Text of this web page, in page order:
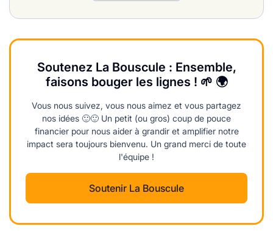
Soutenez La Bouscule : Ensemble,
faisons bouger les lignes ! 🌱 🌍
Vous nous suivez, vous nous aimez et vous partagez
nos idées 🙂🙂 Un petit (ou gros) coup de pouce
financier pour nous aider à grandir et amplifier notre
impact sera toujours bienvenu. Un grand merci de toute
l'équipe !
Soutenir La Bouscule